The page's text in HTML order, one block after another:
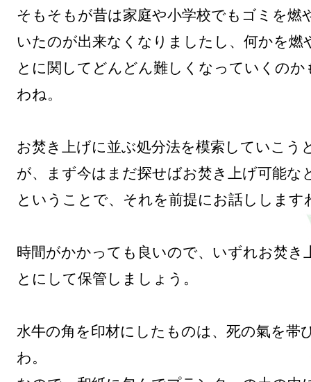
そもそもが昔は家庭や小学校でもゴミを燃
いたのが出来なくなりましたし、何かを燃
とに関してどんどん難しくなっていくの
わね。
お焚き上げに並ぶ処分法を模索していこう
が、まず今はまだ探せばお焚き上げ可能な
ということで、それを前提にお話しします
時間がかかっても良いので、いずれお焚き
とにして保管しましょう。
水牛の角を印材にしたものは、死の氣を帯
わ。